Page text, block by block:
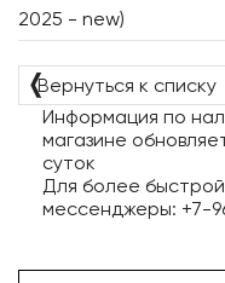
2025 - new)
❬Вернуться к списку
Информация по
магазине
суток
Для более
мессенджеры: +7-